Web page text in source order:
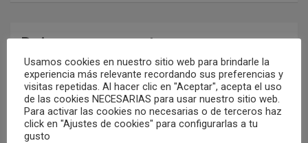
i Deja una respuesta
Tu dirección de correo electrónico no será publicada. Los
campos obligatorios están marcados con*
Comentario
Usamos cookies en nuestro sitio web para brindarle la
experiencia más relevante recordando sus preferencias y
visitas repetidas. Al hacer clic en "Aceptar", acepta el uso
de las cookies NECESARIAS para usar nuestro sitio web.
Para activar las cookies no necesarias o de terceros haz
click en "Ajustes de cookies" para configurarlas a tu
gusto